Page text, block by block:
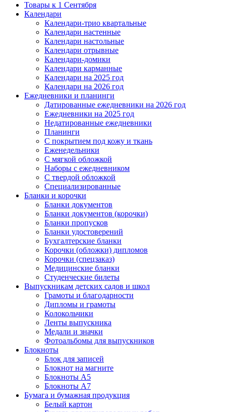
Товары к 1 Сентября
Календари
Календари-трио квартальные
Календари настенные
Календари настольные
Календари отрывные
Календари-домики
Календари карманные
Календари на 2025 год
Календари на 2026 год
Ежедневники и планинги
Датированные ежедневники на 2026 год
Ежедневники на 2025 год
Недатированные ежедневники
Планинги
С покрытием под кожу и ткань
Еженедельники
С мягкой обложкой
Наборы с ежедневником
С твердой обложкой
Специализированные
Бланки и корочки
Бланки документов
Бланки документов (корочки)
Бланки пропусков
Бланки удостоверений
Бухгалтерские бланки
Корочки (обложки) дипломов
Корочки (спецзаказ)
Медицинские бланки
Студенческие билеты
Выпускникам детских садов и школ
Грамоты и благодарности
Дипломы и грамоты
Колокольчики
Ленты выпускника
Медали и значки
Фотоальбомы для выпускников
Блокноты
Блок для записей
Блокнот на магните
Блокноты А5
Блокноты А7
Бумага и бумажная продукция
Белый картон